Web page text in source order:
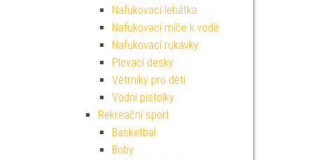
Nafukovací lehátka
Nafukovací míče k vodě
Nafukovací rukávky
Plovací desky
Větrníky pro děti
Vodní pistolky
Rekreační sport
Basketbal
Boby